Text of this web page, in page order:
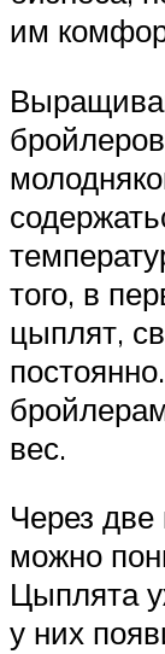
им
того, в
цыплят,
вес.
Через две
можно
Цыплята
у них